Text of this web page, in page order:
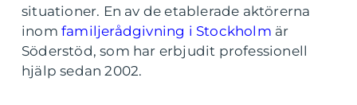
situationer. En av de etablerade aktörerna
inom familjerådgivning i Stockholm är
Söderstöd, som har erbjudit professionell
hjälp sedan 2002.